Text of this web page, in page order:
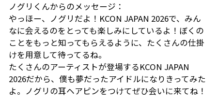
ノグリくんからのメッセージ：
やっほー、ノグリだよ！KCON JAPAN 2026で、みん
なに会えるのをとっても楽しみにしているよ！ぼくの
ことをもっと知ってもらえるように、たくさんの仕掛
けを用意して待ってるね。
たくさんのアーティストが登場するKCON JAPAN
2026だから、僕も夢だったアイドルになりきってみた
よ。ノグリの耳ヘアピンをつけてぜひ会いに来てね！